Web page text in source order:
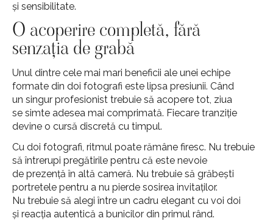
și sensibilitate.
O acoperire completă, fără
senzația de grabă
Unul dintre cele mai mari beneficii ale unei echipe
formate din doi fotografi este lipsa presiunii. Când
un singur profesionist trebuie să acopere tot, ziua
se simte adesea mai comprimată. Fiecare tranziție
devine o cursă discretă cu timpul.
Cu doi fotografi, ritmul poate rămâne firesc. Nu trebuie
să întrerupi pregătirile pentru că este nevoie
de prezență în altă cameră. Nu trebuie să grăbești
portretele pentru a nu pierde sosirea invitaților.
Nu trebuie să alegi între un cadru elegant cu voi doi
și reacția autentică a bunicilor din primul rând.